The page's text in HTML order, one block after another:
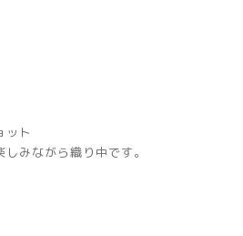
ット
みながら織り中です。